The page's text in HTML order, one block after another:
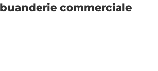
buanderie commerciale